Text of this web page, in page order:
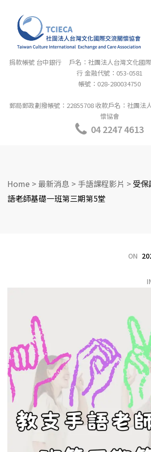
捐款帳號 台中銀行 戶名：社團法人台灣文化國
行 金融代號：053-0581
帳號：028-280034750
郵局郵政劃撥帳號：22855708 收款戶名：社團法
懷協會
04 2247 4613
Home > 最新消息 > 手語課程影片 > 受
語老師基礎一班第三期第5堂
ON